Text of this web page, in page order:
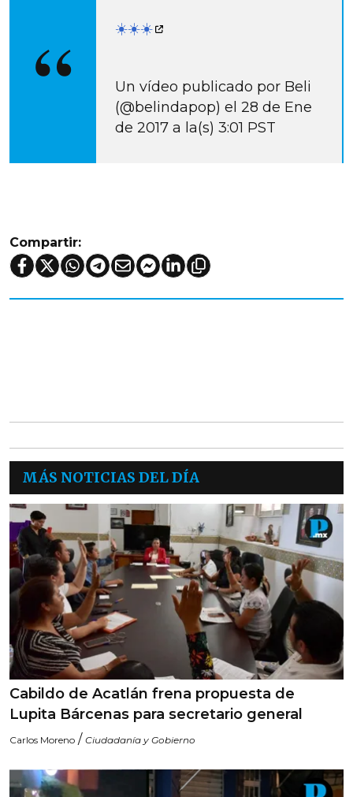
☀️☀️☀️
Un vídeo publicado por Beli
(@belindapop) el 28 de Ene
de 2017 a la(s) 3:01 PST
Compartir:
MÁS NOTICIAS DEL DÍA
Cabildo de Acatlán frena propuesta de
Lupita Bárcenas para secretario general
Carlos Moreno / Ciudadanía y Gobierno